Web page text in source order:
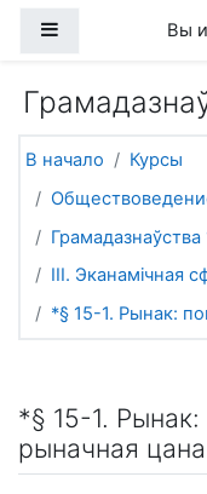
Боковая панель
Вы
В начало
Курсы
Грамадазнаўства
III. Эканамічная
*§ 15-1. Рынак:
*§ 15-1.
рыначная цана